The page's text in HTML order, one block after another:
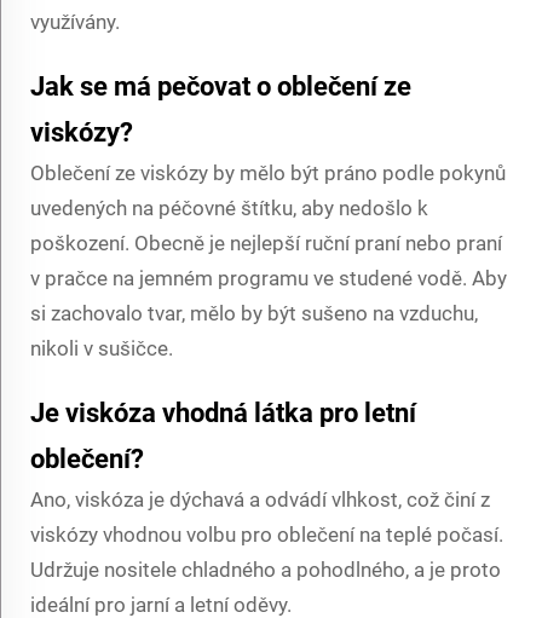
využívány.
Jak se má pečovat o oblečení ze
viskózy?
Oblečení ze viskózy by mělo být práno podle pokynů
uvedených na péčovné štítku, aby nedošlo k
poškození. Obecně je nejlepší ruční praní nebo praní
v pračce na jemném programu ve studené vodě. Aby
si zachovalo tvar, mělo by být sušeno na vzduchu,
nikoli v sušičce.
Je viskóza vhodná látka pro letní
oblečení?
Ano, viskóza je dýchavá a odvádí vlhkost, což činí z
viskózy vhodnou volbu pro oblečení na teplé počasí.
Udržuje nositele chladného a pohodlného, a je proto
ideální pro jarní a letní oděvy.